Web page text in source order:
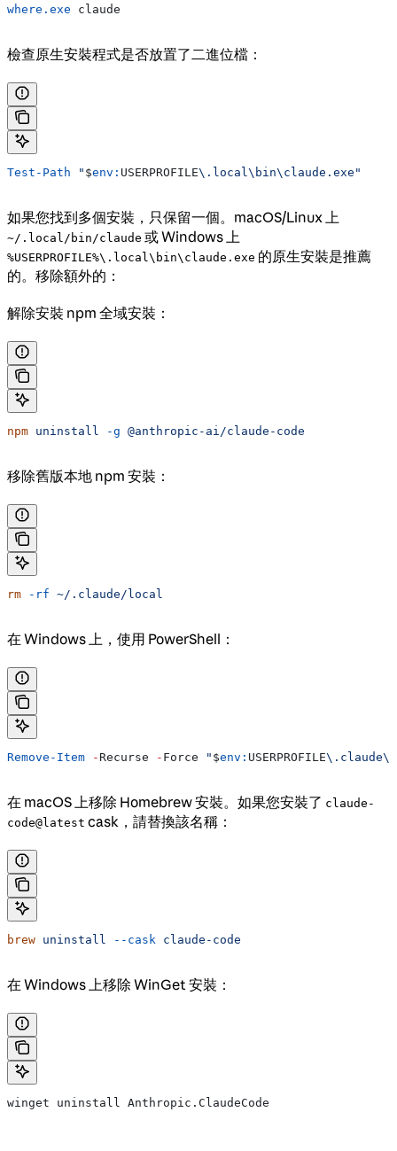
where.exe claude
檢查原生安裝程式是否放置了二進位檔：
Test-Path " $env: USERPROFILE\.local\bin\claude.exe"
如果您找到多個安裝，只保留一個。macOS/Linux 上
~/.local/bin/claude 或 Windows 上
%USERPROFILE%\.local\bin\claude.exe 的原生安裝是推薦
的。移除額外的：
解除安裝 npm 全域安裝：
npm uninstall -g @anthropic-ai/claude-code
移除舊版本地 npm 安裝：
rm -rf ~/.claude/local
在 Windows 上，使用 PowerShell：
Remove-Item - Recurse - Force " $env: USERPROFILE
在 macOS 上移除 Homebrew 安裝。如果您安裝了 claude-
code@latest cask，請替換該名稱：
brew uninstall --cask claude-code
在 Windows 上移除 WinGet 安裝：
winget uninstall Anthropic.ClaudeCode